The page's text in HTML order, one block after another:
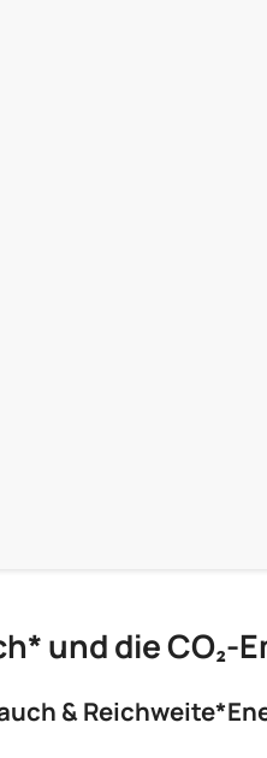
und die CO₂-
& Reichweite*